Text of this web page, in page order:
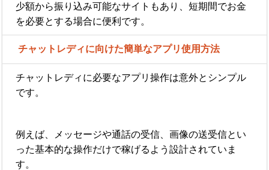
少額から振り込み可能なサイトもあり、短期間でお金
を必要とする場合に便利です。
チャットレディに向けた簡単なアプリ使用方法
チャットレディに必要なアプリ操作は意外とシンプル
です。
例えば、メッセージや通話の受信、画像の送受信とい
った基本的な操作だけで稼げるよう設計されていま
す。